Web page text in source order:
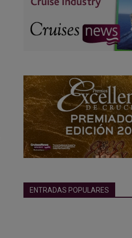
ENTRADAS POPULARES